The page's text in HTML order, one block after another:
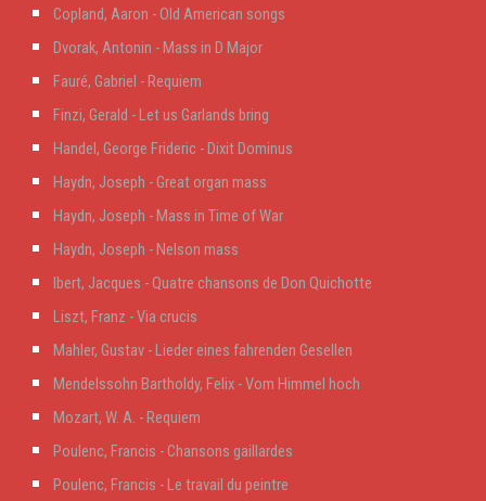
Copland, Aaron - Old American songs
Dvorak, Antonin - Mass in D Major
Fauré, Gabriel - Requiem
Finzi, Gerald - Let us Garlands bring
Handel, George Frideric - Dixit Dominus
Haydn, Joseph - Great organ mass
Haydn, Joseph - Mass in Time of War
Haydn, Joseph - Nelson mass
Ibert, Jacques - Quatre chansons de Don Quichotte
Liszt, Franz - Via crucis
Mahler, Gustav - Lieder eines fahrenden Gesellen
Mendelssohn Bartholdy, Felix - Vom Himmel hoch
Mozart, W. A. - Requiem
Poulenc, Francis - Chansons gaillardes
Poulenc, Francis - Le travail du peintre